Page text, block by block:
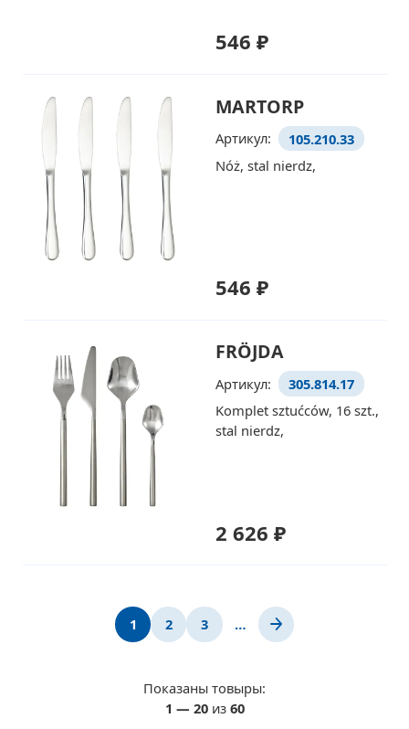
546 ₽
MARTORP
Артикул:
105.210.33
Nóż, stal nierdz,
546 ₽
FRÖJDA
Артикул:
305.814.17
Komplet sztućców, 16 szt.,
stal nierdz,
2 626 ₽
Показаны товыры:
1 — 20из 60
1 2 3 …